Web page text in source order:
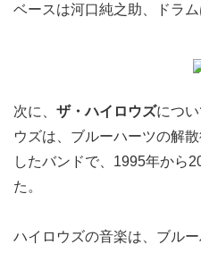
ベースは河口純之助、ドラ
次に、 ザ・ハイロウズにつ
ウズは、ブルーハーツの解
したバンドで、1995年から
た。
ハイロウズの音楽は、ブル